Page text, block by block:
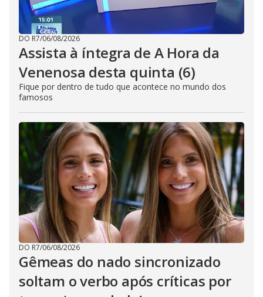
DO R7/06/08/2026
Assista à íntegra de A Hora da
Venenosa desta quinta (6)
Fique por dentro de tudo que acontece no mundo dos
famosos
DO R7/06/08/2026
Gêmeas do nado sincronizado
soltam o verbo após críticas por